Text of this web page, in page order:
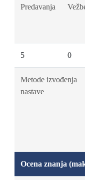
Predavanja
5 0
Metode izvođenja
nastave
Ocena znanja